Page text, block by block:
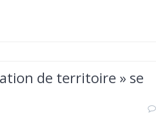
de territoire » se